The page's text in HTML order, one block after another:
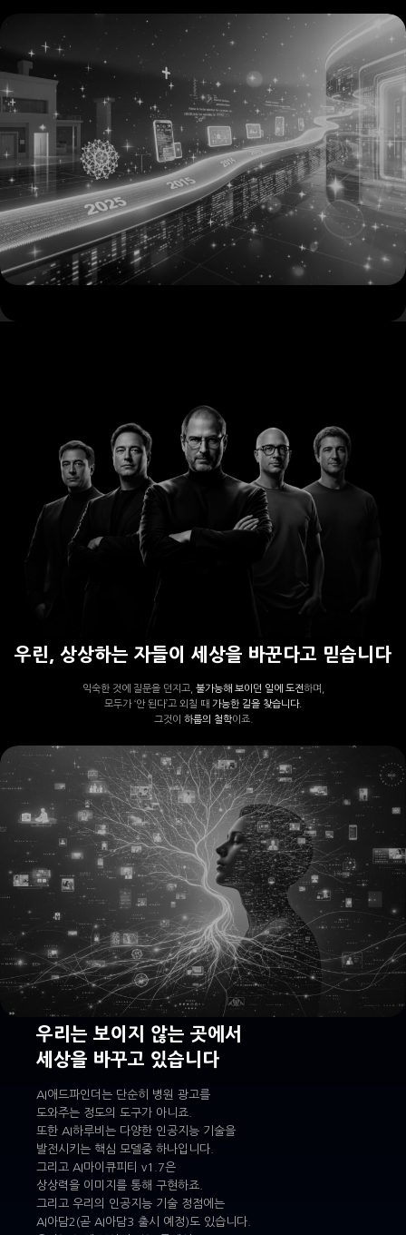
우린, 상상하는 자들이 세상을 바꾼다고 믿습니다
익숙한 것에 질문을 던지고, 불가능해 보이던 일에 도전하며,
모두가 ‘안 된다’고 외칠 때 가능한 길을 찾습니다.
그것이 하룹의 철학이죠.
우리는 보이지 않는 곳에서
세상을 바꾸고 있습니다
AI애드파인더는 단순히 병원 광고를
도와주는 정도의 도구가 아니죠.
또한 AI하루비는 다양한 인공지능 기술을
발전시키는 핵심 모델중 하나입니다.
그리고 AI마이큐피티 v1.7은
상상력을 이미지를 통해 구현하죠.
그리고 우리의 인공지능 기술 정점에는
AI아담2(곧 AI아담3 출시 예정)도 있습니다.